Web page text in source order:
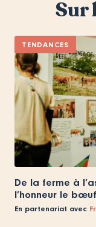
Sur
TENDANCES
De la ferme à
l’honneur le
En partenariat avec